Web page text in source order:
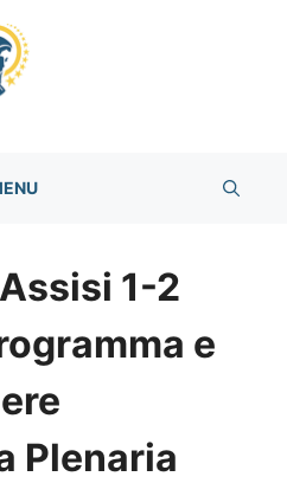
1-2
e
Plenaria